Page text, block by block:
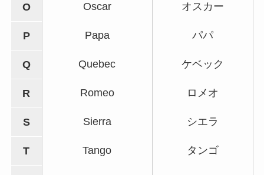
O Oscar オスカー
P Papa パパ
Q Quebec ケベック
R Romeo ロメオ
S Sierra シエラ
T Tango タンゴ